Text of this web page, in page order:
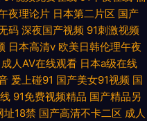
夜理论片 日本第二片区 国产
码 深夜国产视频 91刺激视频
日本高清v 欧美日韩伦理午夜
成人AV在线观看 日本a级在线
爰上碰91 国产美女91视频 国
91免费视频精品 国产精品另
址18禁 国产高清不卡二区 成人